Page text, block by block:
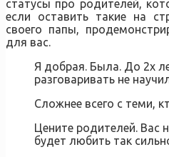
статусы про родителей,
если оставить такие на
своего папы,
для вас.
Я добрая. Была. До 2х
разговаривать не
Сложнее всего с теми,
Цените родителей. Вас
будет любить так